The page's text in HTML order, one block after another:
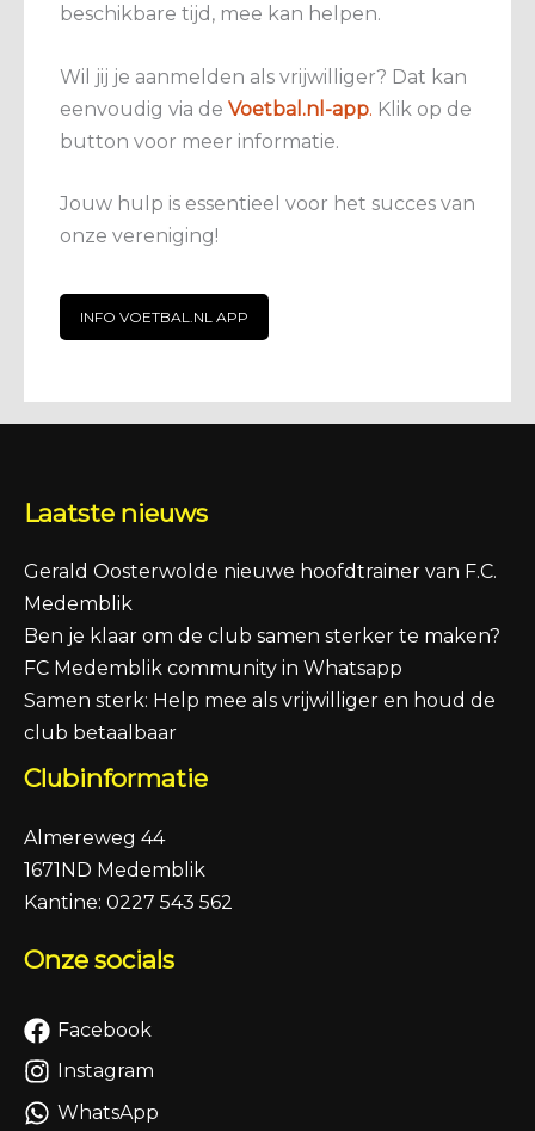
beschikbare tijd, mee kan helpen.
Wil jij je aanmelden als vrijwilliger? Dat kan
eenvoudig via de Voetbal.nl-app. Klik op de
button voor meer informatie.
Jouw hulp is essentieel voor het succes van
onze vereniging!
INFO VOETBAL.NL APP
Laatste nieuws
Gerald Oosterwolde nieuwe hoofdtrainer van F.C.
Medemblik
Ben je klaar om de club samen sterker te maken?
FC Medemblik community in Whatsapp
Samen sterk: Help mee als vrijwilliger en houd de
club betaalbaar
Clubinformatie
Almereweg 44
1671ND Medemblik
Kantine: 0227 543 562
Onze socials
Facebook
Instagram
WhatsApp